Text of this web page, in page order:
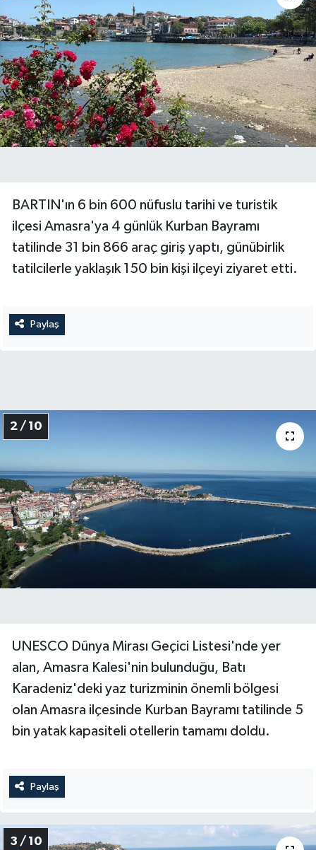
BARTIN'ın 6 bin 600 nüfuslu tarihi ve turistik
ilçesi Amasra'ya 4 günlük Kurban Bayramı
tatilinde 31 bin 866 araç giriş yaptı, günübirlik
tatilcilerle yaklaşık 150 bin kişi ilçeyi ziyaret etti.
Paylaş
2 / 10
UNESCO Dünya Mirası Geçici Listesi'nde yer
alan, Amasra Kalesi'nin bulunduğu, Batı
Karadeniz'deki yaz turizminin önemli bölgesi
olan Amasra ilçesinde Kurban Bayramı tatilinde 5
bin yatak kapasiteli otellerin tamamı doldu.
Paylaş
3 / 10
Yerel Yönetimler
DÜNYA
YEREL